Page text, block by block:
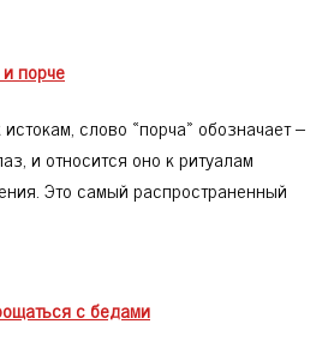
порче
слово «порча» обозначает –
и относится оно к ритуалам
Это самый распространенный
с бедами